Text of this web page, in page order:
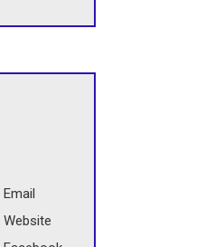
Email
Website